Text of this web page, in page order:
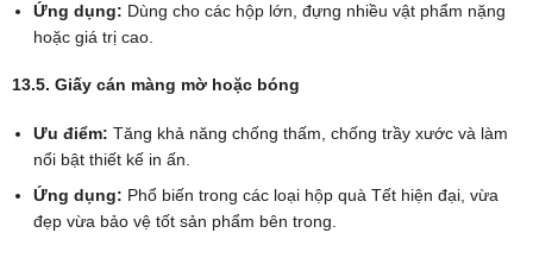
Ứng dụng: Dùng cho các hộp lớn, đựng nhiều vật phẩm nặng
hoặc giá trị cao.
13.5. Giấy cán màng mờ hoặc bóng
Ưu điểm: Tăng khả năng chống thấm, chống trầy xước và làm
nổi bật thiết kế in ấn.
Ứng dụng: Phổ biến trong các loại hộp quà Tết hiện đại, vừa
đẹp vừa bảo vệ tốt sản phẩm bên trong.